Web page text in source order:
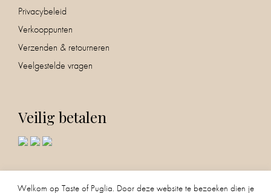
Privacybeleid
Verkooppunten
Verzenden & retourneren
Veelgestelde vragen
Veilig betalen
Volg ons!
Welkom op Taste of Puglia. Door deze website te bezoeken dien je
0